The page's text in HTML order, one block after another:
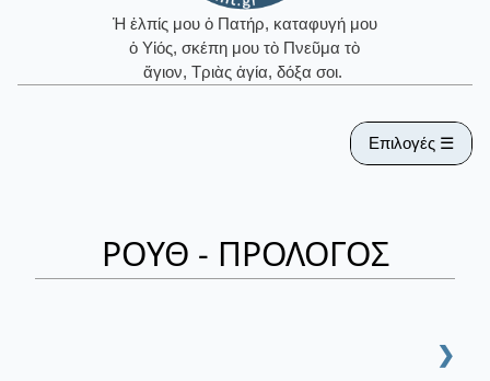
Ἡ ἐλπίς μου ὁ Πατήρ, καταφυγή μου
ὁ Υἱός, σκέπη μου τὸ Πνεῦμα τὸ
ἅγιον, Τριὰς ἁγία, δόξα σοι.
Επιλογές ☰
ΡΟΥΘ - ΠΡΟΛΟΓΟΣ
❯